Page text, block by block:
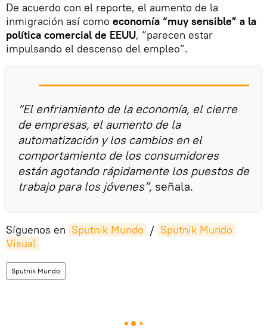
De acuerdo con el reporte, el aumento de la
inmigración así como economía “muy sensible” a la
política comercial de EEUU, “parecen estar
impulsando el descenso del empleo”.
“El enfriamiento de la economía, el cierre
de empresas, el aumento de la
automatización y los cambios en el
comportamiento de los consumidores
están agotando rápidamente los puestos de
trabajo para los jóvenes”, señala.
Síguenos en Sputnik Mundo / Sputnik Mundo
Visual
Sputnik Mundo